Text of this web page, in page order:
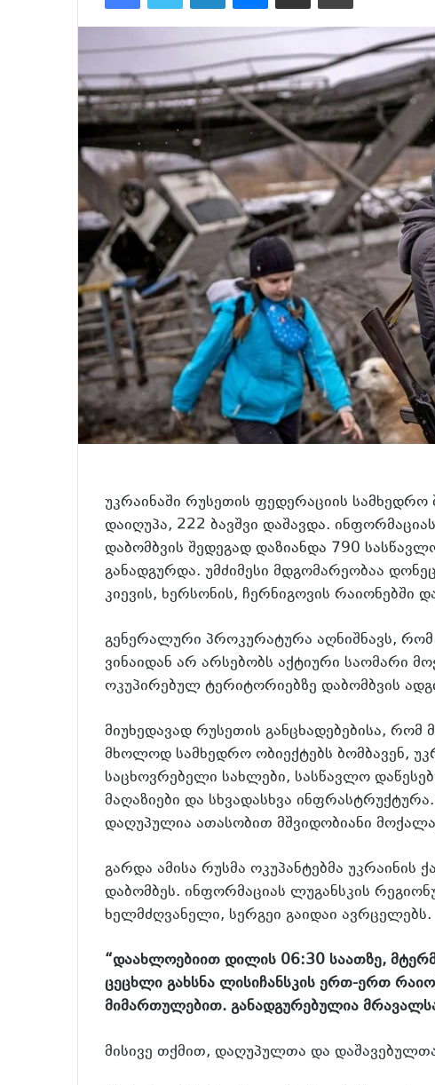
უკრაინაში რუსეთის ფედერაციის სამხედრო
დაიღუპა, 222 ბავშვი დაშავდა.
დაბომბვის შედეგად დაზიანდა 790
განადგურდა. უმძიმესი მდგომარეობაა
კიევის, ხერსონის, ჩერნიგოვის რაიონებში
გენერალური პროკურატურა აღნიშნავს,
ვინაიდან არ არსებობს აქტიური საომარი
ოკუპირებულ ტერიტორიებზე დაბომბვის
მიუხედავად რუსეთის განცხადებებისა, რომ
მხოლოდ სამხედრო ობიექტებს ბომბავენ,
საცხოვრებელი სახლები, სასწავლო
მაღაზიები და სხვადასხვა
დაღუპულია ათასობით მშვიდობიანი
გარდა ამისა რუსმა ოკუპანტებმა უკრაინის
დაბომბეს. ინფორმაციას ლუგანსკის
ხელმძღვანელი, სერგეი გაიდაი ავრცელებს.
“დაახლოებიით დილის 06:30 საათზე,
ცეცხლი გახსნა ლისიჩანსკის ერთ-ერთ
მიმართულებით. განადგურებულია
მისივე თქმით, დაღუპულთა და